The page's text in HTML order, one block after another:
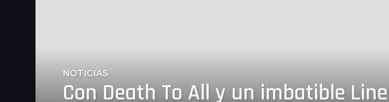
3
a
ñ
NOTICIAS
Con Death To All y un imbatible